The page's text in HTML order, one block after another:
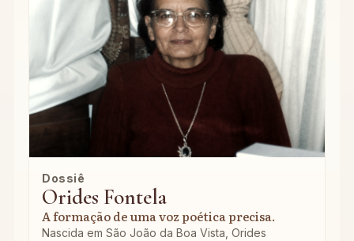
Dossiê
Orides Fontela
A formação de uma voz poética precisa.
Nascida em São João da Boa Vista, Orides